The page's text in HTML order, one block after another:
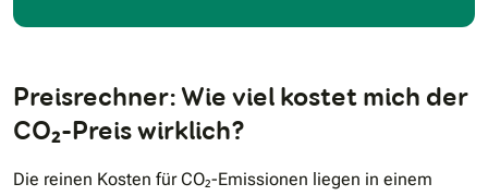
Preisrechner: Wie viel kostet mich der
CO₂-Preis wirklich?
Die reinen Kosten für CO₂-Emissionen liegen in einem